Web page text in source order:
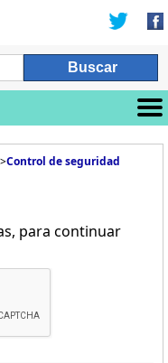
>Control de seguridad
para continuar